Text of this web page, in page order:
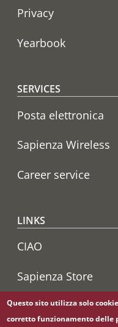
Privacy
Yearbook
SERVICES
Posta elettronica
Sapienza Wireless
Career service
LINKS
CIAO
Sapienza Store
Questo sito utilizza solo
corretto funzionamento delle